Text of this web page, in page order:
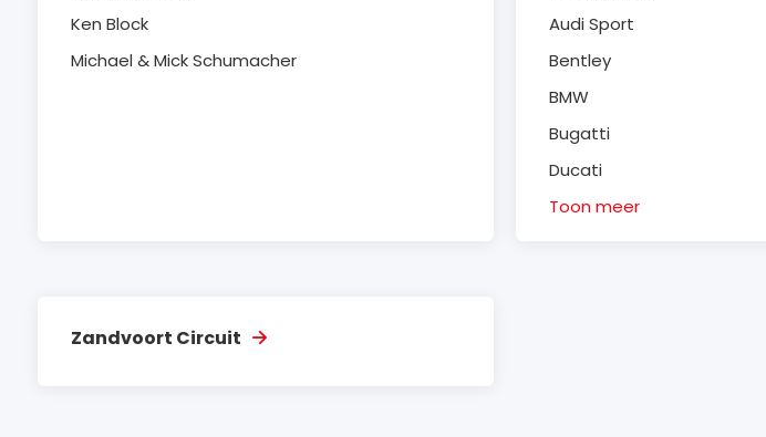
Ken Block
Michael & Mick Schumacher
Audi Sport
Bentley
BMW
Bugatti
Ducati
Toon meer
Zandvoort Circuit